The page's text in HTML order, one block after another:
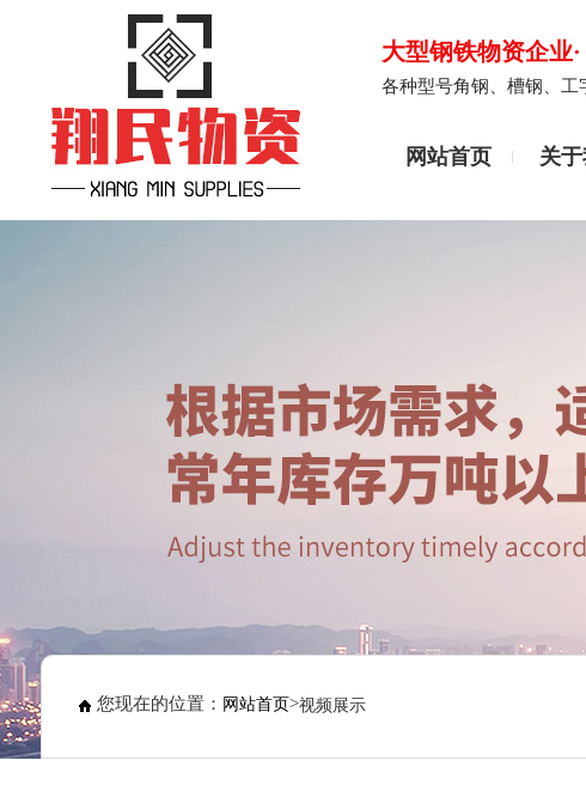
大型钢铁物资企业·
各种型号角钢、槽钢、
网站首页 关于
您现在的位置： 网站首页>视频展示